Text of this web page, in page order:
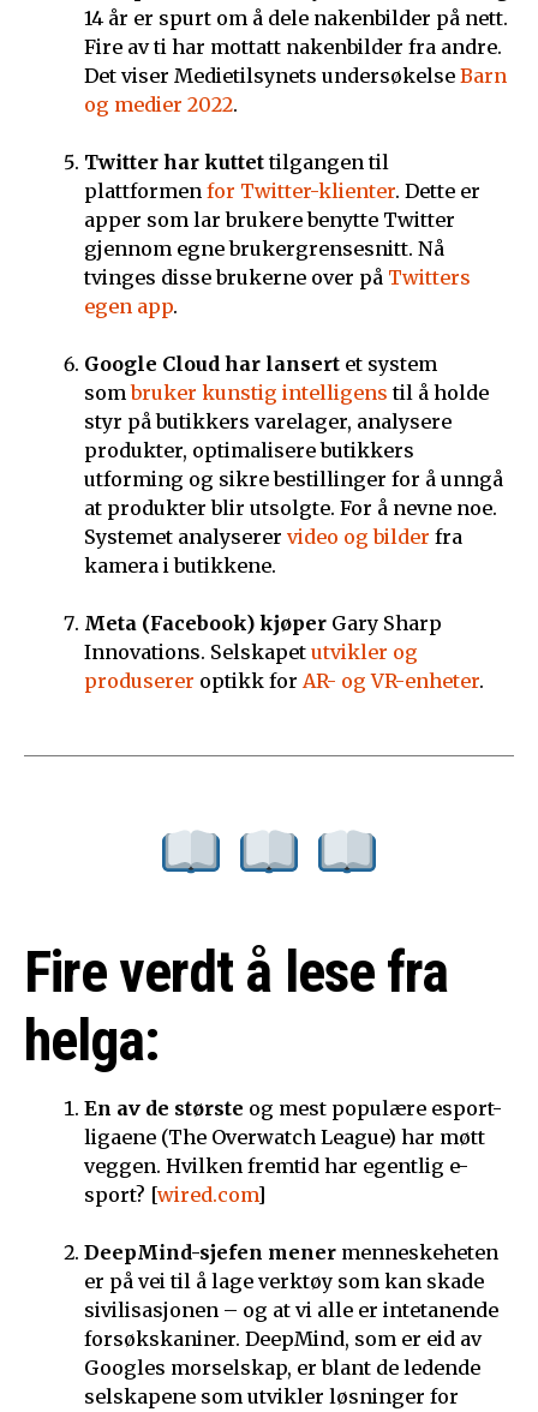
14 år er spurt om å dele nakenbilder på nett.
Fire av ti har mottatt nakenbilder fra andre.
Det viser Medietilsynets undersøkelse Barn
og medier 2022.
Twitter har kuttet tilgangen til
plattformen for Twitter-klienter. Dette er
apper som lar brukere benytte Twitter
gjennom egne brukergrensesnitt. Nå
tvinges disse brukerne over på Twitters
egen app.
Google Cloud har lansert et system
sombruker kunstig intelligens til å holde
styr på butikkers varelager, analysere
produkter, optimalisere butikkers
utforming og sikre bestillinger for å unngå
at produkter blir utsolgte. For å nevne noe.
Systemet analyserer video og bilder fra
kamera i butikkene.
Meta (Facebook) kjøper Gary Sharp
Innovations. Selskapet utvikler og
produserer optikk forAR- og VR-enheter.
Fire verdt å lese fra
helga:
En av de største og mest populære esport-
ligaene (The Overwatch League) har møtt
veggen. Hvilken fremtid har egentlig e-
sport? [wired.com]
DeepMind-sjefen mener menneskeheten
er på vei til å lage verktøy som kan skade
sivilisasjonen – og at vi alle er intetanende
forsøkskaniner. DeepMind, som er eid av
Googles morselskap, er blant de ledende
selskapene som utvikler løsninger for